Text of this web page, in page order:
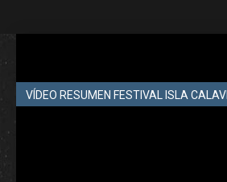
VÍDEO RESUMEN FESTIVAL ISLA